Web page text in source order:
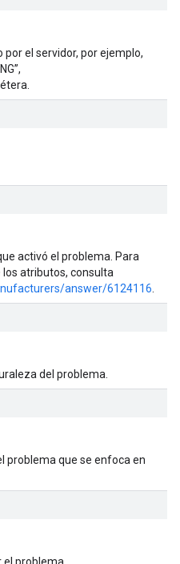
por el servidor, por ejemplo,
activó el problema. Para
atributos, consulta
answer/6124116
del problema.
problema que se enfoca en